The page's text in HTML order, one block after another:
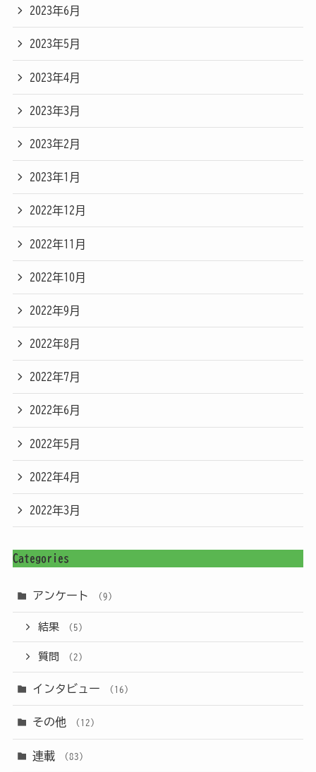
2023年6月
2023年5月
2023年4月
2023年3月
2023年2月
2023年1月
2022年12月
2022年11月
2022年10月
2022年9月
2022年8月
2022年7月
2022年6月
2022年5月
2022年4月
2022年3月
Categories
アンケート (9)
結果 (5)
質問 (2)
インタビュー (16)
その他 (12)
連載 (83)